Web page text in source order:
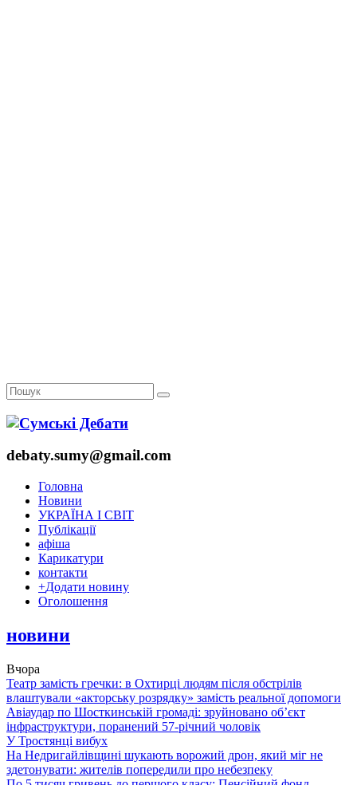
debaty.sumy@gmail.com
Головна
Новини
УКРАЇНА І СВІТ
Публікації
афіша
Карикатури
контакти
+Додати новину
Оголошення
новини
Вчора
Театр замість гречки: в Охтирці людям після обстрілів
влаштували «акторську розрядку» замість реальної допомоги
Авіаудар по Шосткинській громаді: зруйновано об’єкт
інфраструктури, поранений 57-річний чоловік
У Тростянці вибух
На Недригайлівщині шукають ворожий дрон, який міг не
здетонувати: жителів попередили про небезпеку